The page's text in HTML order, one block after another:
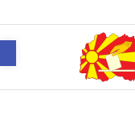
Open toolbar